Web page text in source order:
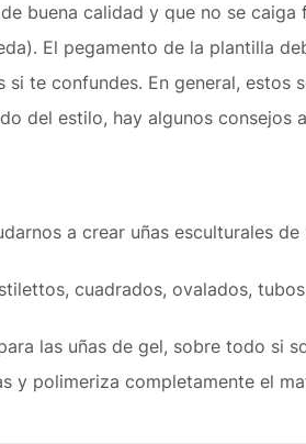
buena calidad y que no se
El pegamento de la plantilla
te confundes. En general,
del estilo, hay algunos consejos
a crear uñas esculturales de
cuadrados, ovalados,
las uñas de gel, sobre todo si
y polimeriza completamente el